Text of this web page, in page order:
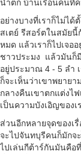
น้ำตก บ้านเรือนคนที่
อย่างบางที่เราก็ไม่ได้
สเตย์ รีสอร์ตในสมัย
หมด แล้วเราก็ไปเจอ
ชาวประมง แล้วมันก็
อยู่ประมาณ 4 - 5 ลำ
ก็จะเห็นว่าเขาพยาย
กลางคืนเขาตกแต่งไ
เป็นความบังเอิญของ
ส่วนอีกหลายจุดของเ
จะไปจันทบุรีคนก็มักจ
ไปเล่นกีต้าร์กันมันคือ